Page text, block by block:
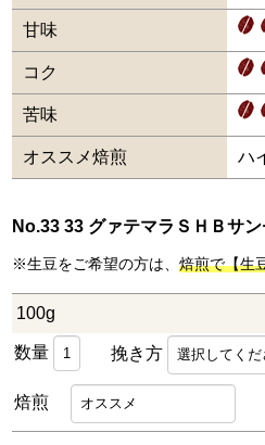
甘味
コク
苦味
オススメ焙煎 ハ
No.33 33 グァテマラＳＨＢサン
※生豆をご希望の方は、焙煎で【生
100g
数量 挽き方
焙煎